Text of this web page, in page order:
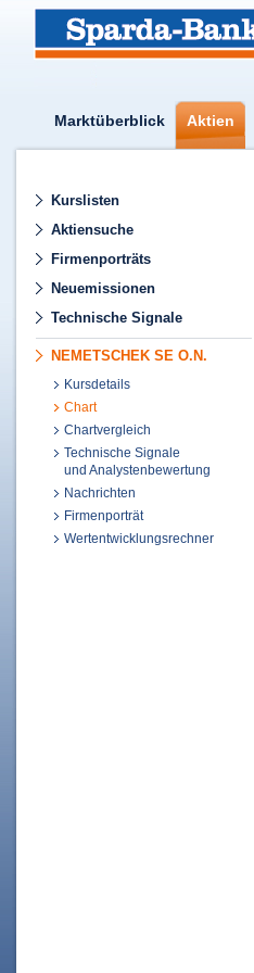
Marktüberblick Aktien
Kurslisten
Aktiensuche
Firmenporträts
Neuemissionen
Technische Signale
NEMETSCHEK SE O.N.
Kursdetails
Chart
Chartvergleich
Technische Signale
und Analystenbewertung
Nachrichten
Firmenporträt
Wertentwicklungsrechner